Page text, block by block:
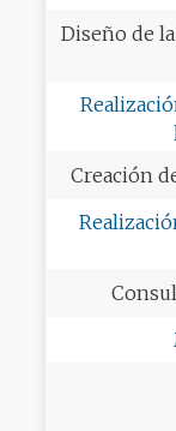
Diseño de
Creación